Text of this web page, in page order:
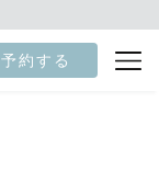
予約する